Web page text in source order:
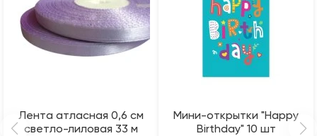
Лента атласная 0,6 см
светло-лиловая 33 м
Мини-открытки "Happy
Birthday" 10 шт